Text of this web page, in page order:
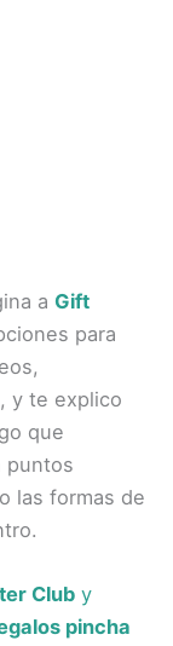
a Gift
para
y te explico
que
puntos
las formas de
Club y
pincha